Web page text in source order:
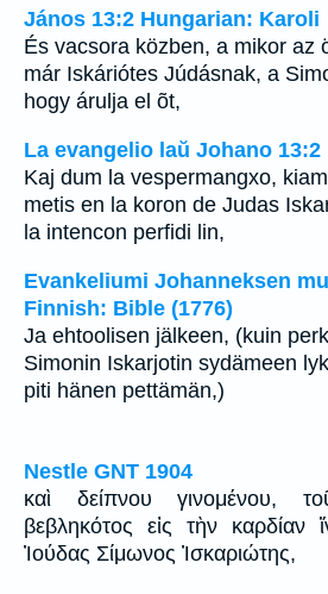
János 13:2 Hungarian: Karoli
És vacsora közben, a mikor az
már Iskáriótes Júdásnak, a
hogy árulja el õt,
La evangelio laŭ Johano 13:2
Kaj dum la vespermangxo,
metis en la koron de Judas
la intencon perfidi lin,
Evankeliumi Johanneksen
Finnish: Bible (1776)
Ja ehtoolisen jälkeen, (kuin
Simonin Iskarjotin sydämeen
piti hänen pettämän,)
Nestle GNT 1904
καὶ δείπνου γινομένου,
βεβληκότος εἰς τὴν καρδίαν
Ἰούδας Σίμωνος Ἰσκαριώτης,